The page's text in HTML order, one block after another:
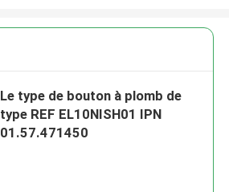
Le type de bouton à plomb de
type REF EL10NISH01 IPN
01.57.471450